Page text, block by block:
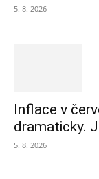
5. 8. 2026
Inflace v
dramaticky.
5. 8. 2026